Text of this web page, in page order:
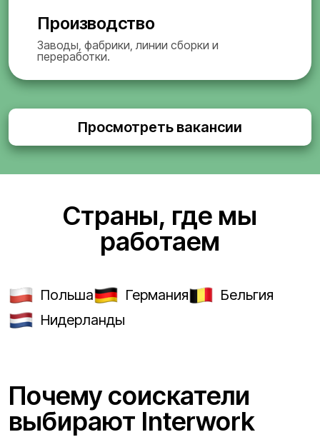
Производство
Заводы, фабрики, линии сборки и
переработки.
Просмотреть вакансии
Страны, где мы
работаем
Польша Германия
Бельгия
Нидерланды
Почему соискатели
выбирают Interwork